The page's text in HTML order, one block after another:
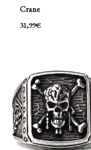
Crane
31,99€